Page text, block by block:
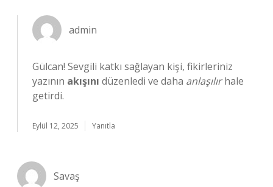
admin
Gülcan! Sevgili katkı sağlayan kişi, fikirleriniz
yazının akışını düzenledi ve daha anlaşılırhale
getirdi.
Eylül 12, 2025 Yanıtla
Savaş